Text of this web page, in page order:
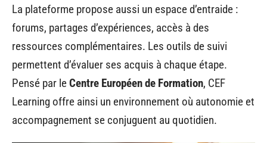
La plateforme propose aussi un espace d’entraide :
forums, partages d’expériences, accès à des
ressources complémentaires. Les outils de suivi
permettent d’évaluer ses acquis à chaque étape.
Pensé par leCentre Européen de Formation, CEF
Learning offre ainsi un environnement où autonomie et
accompagnement se conjuguent au quotidien.